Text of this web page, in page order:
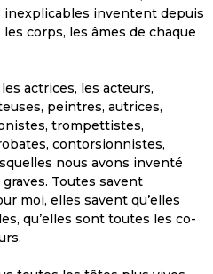
inventent depuis
corps, les âmes de chaque
actrices, les acteurs,
peintres, autrices,
trompettistes,
contorsionnistes,
nous avons inventé
Toutes savent
moi, elles savent qu’elles
qu’elles sont toutes les co-